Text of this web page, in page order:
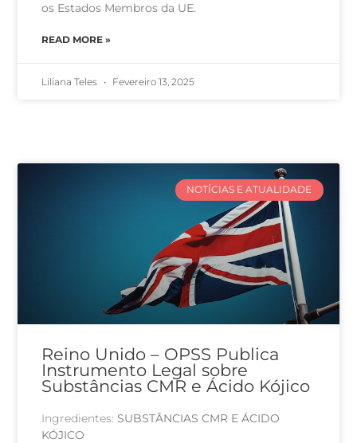
os Estados Membros da UE.
READ MORE »
Liliana Teles Fevereiro 13, 2025
NOTÍCIAS E ATUALIDADE
Reino Unido – OPSS Publica
Instrumento Legal sobre
Substâncias CMR e Ácido Kójico
Ingredientes: SUBSTÂNCIAS CMR E ÁCIDO
KÓJICO